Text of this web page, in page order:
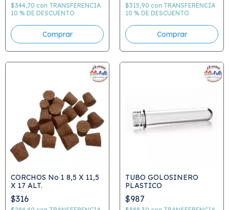
$344,70 con TRANSFERENCIA
10 % DE DESCUENTO
$315,90 con TRANSFERENCIA
10 % DE DESCUENTO
CORCHOS No 1 8,5 X 11,5
X 17 ALT.
$316
TUBO GOLOSINERO
PLASTICO
$987